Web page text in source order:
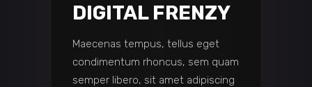
DIGITAL FRENZY
Maecenas tempus, tellus eget
condimentum rhoncus, sem quam
semper libero, sit amet adipiscing